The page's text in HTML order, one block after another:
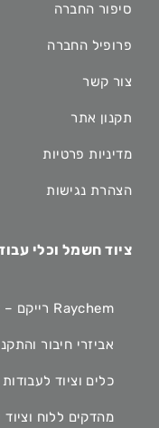
סיפור החברה
פרופיל החברה
צור קשר
תקנון אתר
מדיניות פרטיות
הצהרת נגישות
ציוד חשמל וכלי
Raychem רייקם – TE Connectivity
אביזרי חיבור
כלים וציוד
מהדקים ללוח וציוד